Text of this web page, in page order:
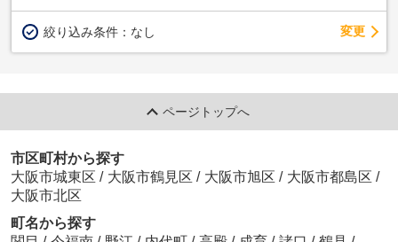
絞り込み条件： なし 変更
ページトップへ
市区町村から探す
大阪市城東区 / 大阪市鶴見区 / 大阪市旭区 / 大阪市都島区 /
大阪市北区
町名から探す